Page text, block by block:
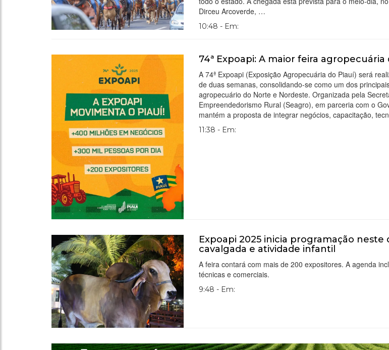
Dirceu Arcoverde, …
10:48 - Em:
74ª Expoapi: A maior feira
A 74ª Expoapi (Exposição Agropecuária do Piauí) será
de duas semanas, consolidando-se como um dos
agropecuário do Norte e Nordeste. Organizada pela
Empreendedorismo Rural (Seagro), em parceria com o
mantém a proposta de integrar negócios, capacitação,
11:38 - Em:
Expoapi 2025 inicia programação neste
cavalgada e atividade infantil
A feira contará com mais de 200 expositores. A agenda
técnicas e comerciais.
9:48 - Em: